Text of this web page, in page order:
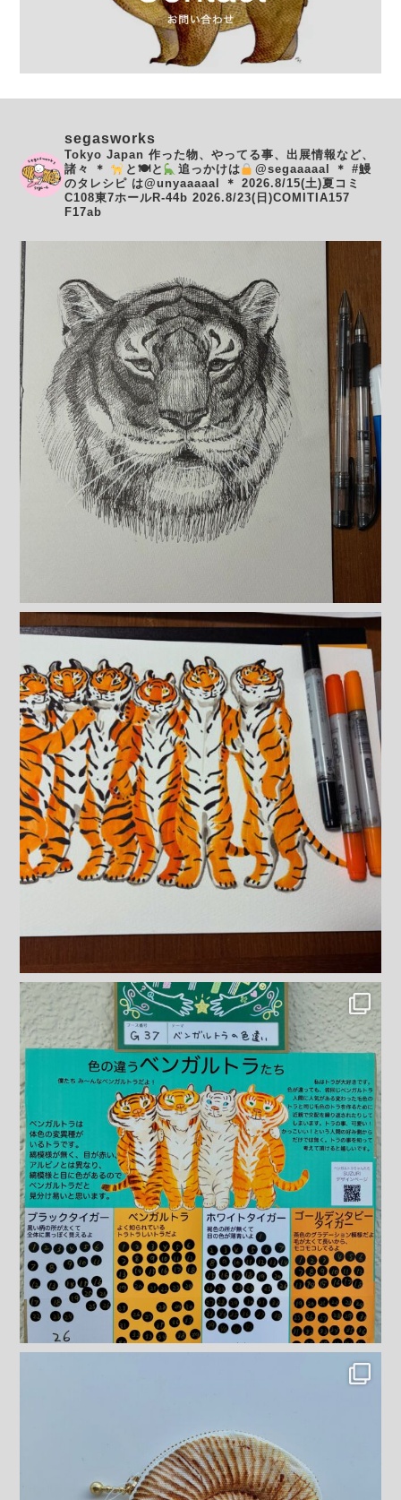
segasworks
Tokyo Japan 作った物、やってる事、出展情報など、
諸々
＊ と🍽と 追っかけは @segaaaaal ＊ #鰻
のタレシピ は@unyaaaaal
＊ 2026.8/15(土)夏コミ
C108東7ホールR-44b 2026.8/23(日)COMITIA157
F17ab